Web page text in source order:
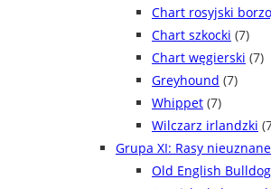
Chart rosyjski
Chart szkocki (7)
Chart węgierski (7)
Greyhound (7)
Whippet (7)
Wilczarz irlandzki
Grupa XI: Rasy
Old English Bulldog